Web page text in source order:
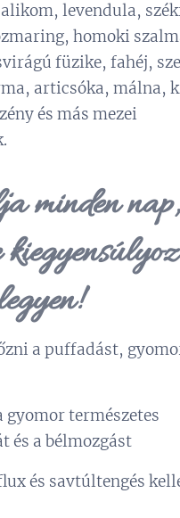
levendula,
homoki
füzike, fahéj,
articsóka, málna,
és más mezei
minden
a puffadást,
gyomor természetes
és a bélmozgást
és savtúltengés